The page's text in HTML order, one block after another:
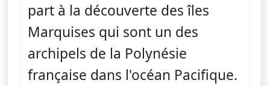
part à la découverte des îles
Marquises qui sont un des
archipels de la Polynésie
française dans l'océan Pacifique.